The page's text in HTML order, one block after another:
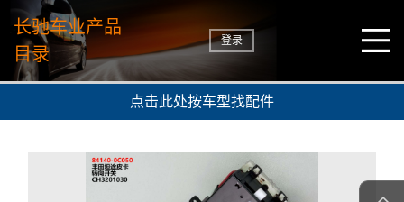
长驰车业产品
目录
登录
点击此处按车型找配件